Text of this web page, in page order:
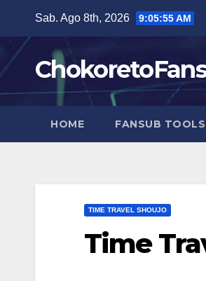
contenuto
Sab. Ago 8th, 2026 9:05:56 AM
HOME FANSUB TOOLS
TIME TRAVEL SHOUJO
Time